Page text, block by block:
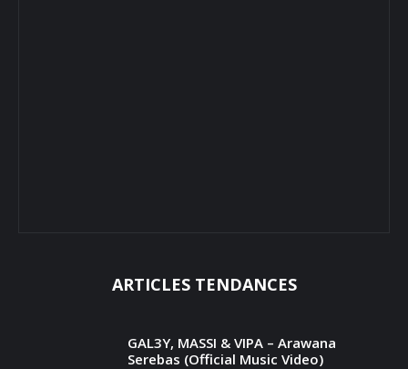
ARTICLES TENDANCES
GAL3Y, MASSI & VIPA – Arawana
Serebas (Official Music Video)